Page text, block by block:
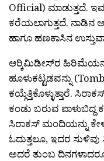
Official) ಮಾಡುತ್ತದೆ.
ಕರೆಯಲಾಗುತ್ತದೆ. ನಾಡಿನ
ಹಾಗೂ ಹಣಕಾಸಿನ
ಆರ‍್ಕಿಮಿಡೀಸ್‍ರ
ಹೂಳುಕಟ್ಟಡವನ್ನು
ಕಯ್ಗೆತ್ತಿಕೊಳ್ಳುತ್ತಾರೆ.
ಕಂಡು ಬರುವ ಪಾಳುಬಿದ್ದ
ಸಿರಾಕಸ್‌ ಮಂದಿಯನ್ನು
ಓದುತ್ತಲೂ, ಇದರ
ಅದರೆ ತುಂಬ